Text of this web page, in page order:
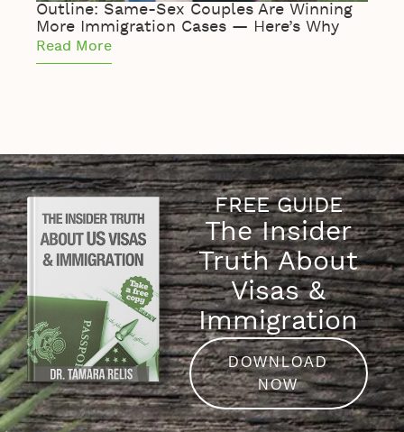
Outline: Same-Sex Couples Are Winning
More Immigration Cases — Here’s Why
Read More
FREE GUIDE
The Insider
Truth About
Visas &
Immigration
DOWNLOAD
NOW